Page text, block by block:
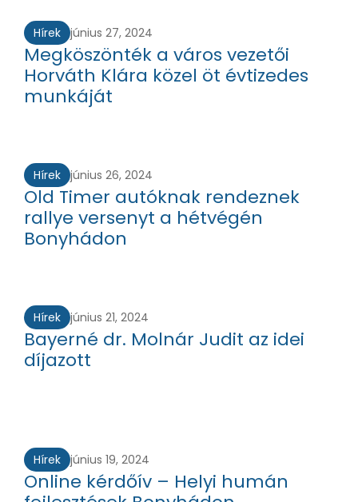
Hírek június 27, 2024
Megköszönték a város vezetői
Horváth Klára közel öt évtizedes
munkáját
Hírek június 26, 2024
Old Timer autóknak rendeznek
rallye versenyt a hétvégén
Bonyhádon
Hírek június 21, 2024
Bayerné dr. Molnár Judit az idei
díjazott
Hírek június 19, 2024
Online kérdőív – Helyi humán